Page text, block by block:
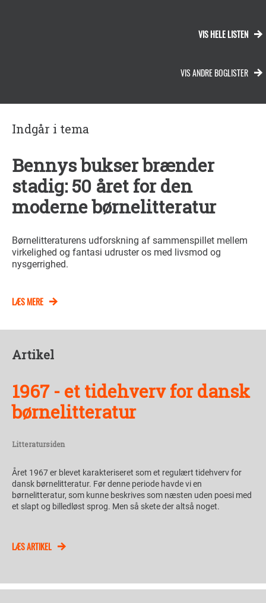
VIS HELE LISTEN
VIS ANDRE BOGLISTER
Indgår i tema
Bennys bukser brænder
stadig: 50 året for den
moderne børnelitteratur
Børnelitteraturens udforskning af sammenspillet mellem
virkelighed og fantasi udruster os med livsmod og
nysgerrighed.
LÆS MERE
Artikel
1967 - et tidehverv for dansk
børnelitteratur
Litteratursiden
Året 1967 er blevet karakteriseret som et regulært tidehverv for
dansk børnelitteratur. Før denne periode havde vi en
børnelitteratur, som kunne beskrives som næsten uden poesi med
et slapt og billedløst sprog. Men så skete der altså noget.
LÆS ARTIKEL